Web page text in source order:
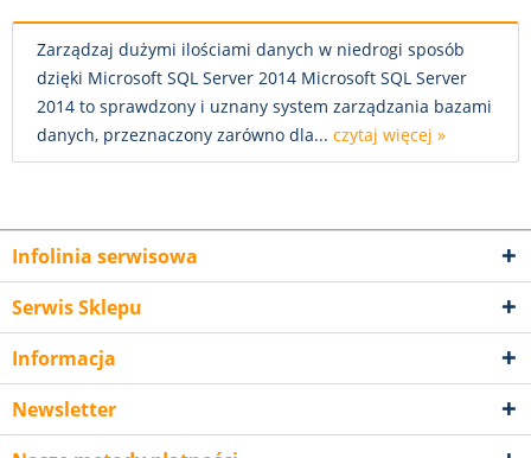
Zarządzaj dużymi ilościami danych w niedrogi sposób
dzięki Microsoft SQL Server 2014 Microsoft SQL Server
2014 to sprawdzony i uznany system zarządzania bazami
danych, przeznaczony zarówno dla... czytaj więcej »
Infolinia serwisowa
Serwis Sklepu
Informacja
Newsletter